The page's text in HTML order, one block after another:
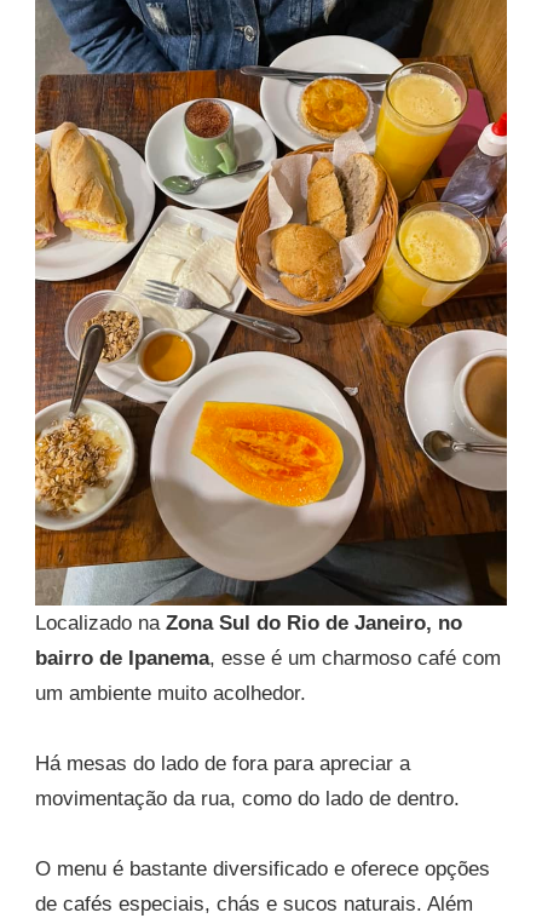
Localizado na Zona Sul do Rio de Janeiro, no
bairro de Ipanema, esse é um charmoso café com
um ambiente muito acolhedor.
Há mesas do lado de fora para apreciar a
movimentação da rua, como do lado de dentro.
O menu é bastante diversificado e oferece opções
de cafés especiais, chás e sucos naturais. Além